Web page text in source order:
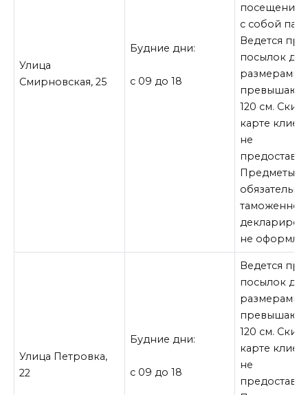
Улица
Смирновская, 25
Будние дни:
с 09 до 18
посещении
с собой
Ведется
посылок до
размерами,
120 см.
карте
не
Предметы,
не
Улица Петровка,
22
Будние дни:
с 09 до 18
Ведется
посылок до
размерами,
120 см.
карте
не